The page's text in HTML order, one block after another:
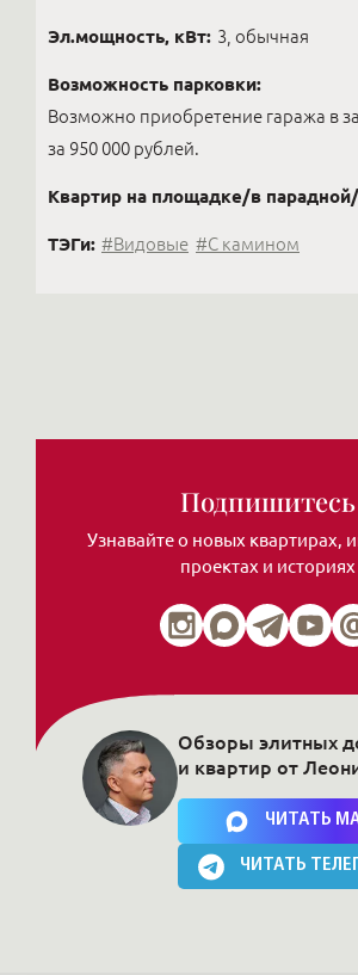
Эл.мощность, кВт: 3, обычная
Возможность парковки:
Возможно приобретение гаража в
за 950 000 рублей.
Квартир на площадке/в
ТЭГи: #Видовые #С камином
Подпишитесь
Узнавайте о новых квартирах,
проектах и историях
Нажимая на кнопку, Вы соглашаетесь c
Обзоры элитных
и квартир от
ЧИТАТЬ
ЧИТАТЬ